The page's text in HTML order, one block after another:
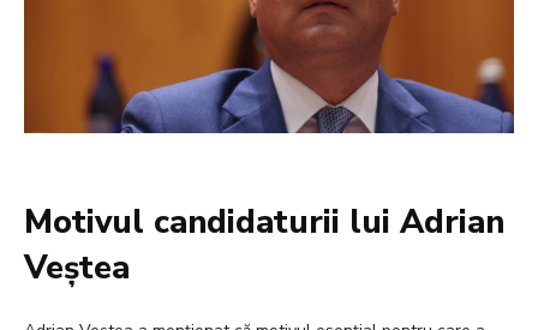
Motivul candidaturii lui Adrian
Veștea